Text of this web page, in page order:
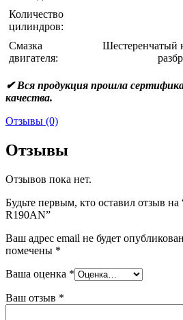
Количество
цилиндров:
Смазка
двигателя:
Шестеренчатый
✔ Вся продукция прошла
качества.
Отзывы (0)
Отзывы
Отзывов пока нет.
Будьте первым, кто оставил отзыв
R190AN”
Ваш адрес email не будет
помечены *
Ваша оценка *
Ваш отзыв *